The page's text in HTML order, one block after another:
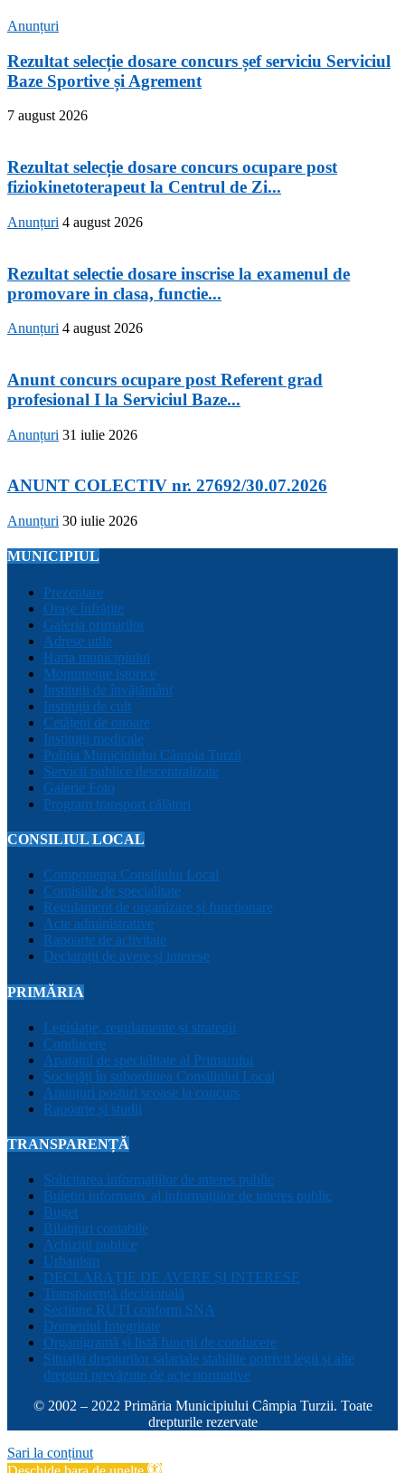
Anunțuri
Rezultat selecție dosare concurs șef serviciu Serviciul
Baze Sportive și Agrement
7 august 2026
Rezultat selecție dosare concurs ocupare post
fiziokinetoterapeut la Centrul de Zi...
Anunțuri 4 august 2026
Rezultat selectie dosare inscrise la examenul de
promovare in clasa, functie...
Anunțuri 4 august 2026
Anunt concurs ocupare post Referent grad
profesional I la Serviciul Baze...
Anunțuri 31 iulie 2026
ANUNT COLECTIV nr. 27692/30.07.2026
Anunțuri 30 iulie 2026
MUNICIPIUL
Prezentare
Orașe înfrățite
Galeria primarilor
Adrese utile
Harta municipiului
Monumente istorice
Instituții de învățământ
Instituții de cult
Cetățeni de onoare
Instituții medicale
Poliția Municipiului Câmpia Turzii
Servicii publice descentralizate
Galerie Foto
Program transport călători
CONSILIUL LOCAL
Componența Consiliului Local
Comisiile de specialitate
Regulament de organizare și funcționare
Acte administrative
Rapoarte de activitate
Declarații de avere și interese
PRIMĂRIA
Legislație, regulamente și strategii
Conducere
Aparatul de specialitate al Primarului
Sociețăți în subordinea Consiliului Local
Anunțuri posturi scoase la concurs
Rapoarte și studii
TRANSPARENȚĂ
Solicitarea informațiilor de interes public
Buletin informativ al informațiilor de interes public
Buget
Bilanțuri contabile
Achiziții publice
Urbanism
DECLARAȚIE DE AVERE ȘI INTERESE
Transparență decizională
Sectiune RUTI conform SNA
Domeniul Integritate
Organigramă și listă funcții de conducere
Situația drepturilor salariale stabilite potrivit legii și alte
drepturi prevăzute de acte normative
© 2002 – 2022 Primăria Municipiului Câmpia Turzii. Toate
drepturile rezervate
Sari la conținut